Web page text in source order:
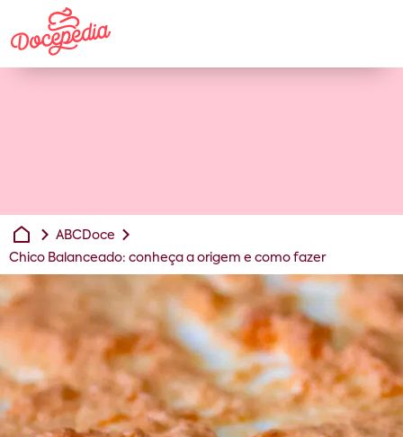
ABCDoce
Chico Balanceado: conheça a origem e como fazer